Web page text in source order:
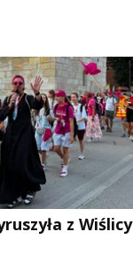
z Wiślicy